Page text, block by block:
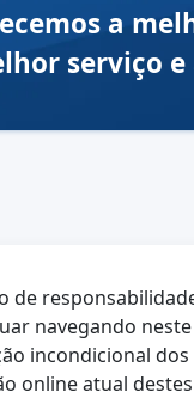
a
serviço
de
navegando
incondicional
online atual